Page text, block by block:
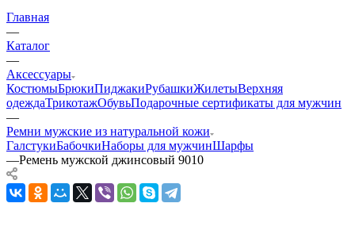
Главная
—
Каталог
—
Аксессуары
КостюмыБрюкиПиджакиРубашкиЖилетыВерхняя
одеждаТрикотажОбувьПодарочные сертификаты для мужчин
—
Ремни мужские из натуральной кожи
ГалстукиБабочкиНаборы для мужчинШарфы
—Ремень мужской джинсовый 9010